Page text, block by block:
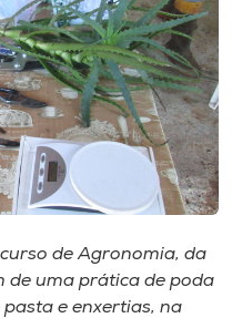
de Agronomia, da
de uma prática de poda
e enxertias, na